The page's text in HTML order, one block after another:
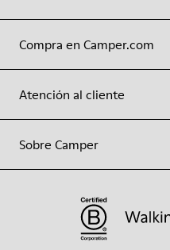
Compra en Camper.com
Atención al cliente
Sobre Camper